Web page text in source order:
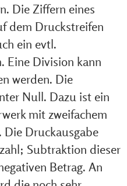
Die Ziffern eines
dem Druckstreifen
ein evtl.
Eine Division kann
werden. Die
Null. Dazu ist ein
mit zweifachem
Die Druckausgabe
Subtraktion dieser
Betrag. An